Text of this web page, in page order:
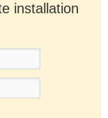
installation